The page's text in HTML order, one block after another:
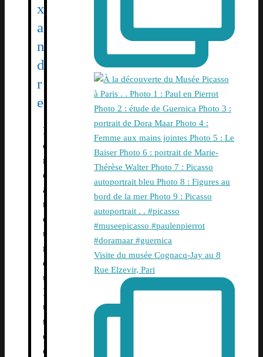
x
a
n
d
r
e
F
o
n
d
a
t
e
u
r
d
u
L
u
t
è
c
Visite du musée Cognacq-Jay au 8
Rue Elzevir, Pari